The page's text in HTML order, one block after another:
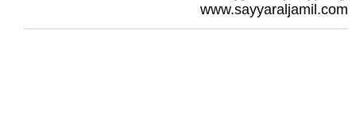
www.sayyaraljamil.com